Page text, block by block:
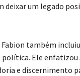
deixar um legado
também
política. Ele enfatizou
e discernimento